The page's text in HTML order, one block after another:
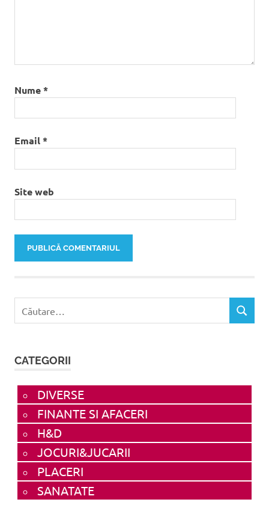
Nume*
Email*
Site web
după:
CATEGORII
DIVERSE
FINANTE SI AFACERI
H&D
JOCURI&JUCARII
PLACERI
SANATATE